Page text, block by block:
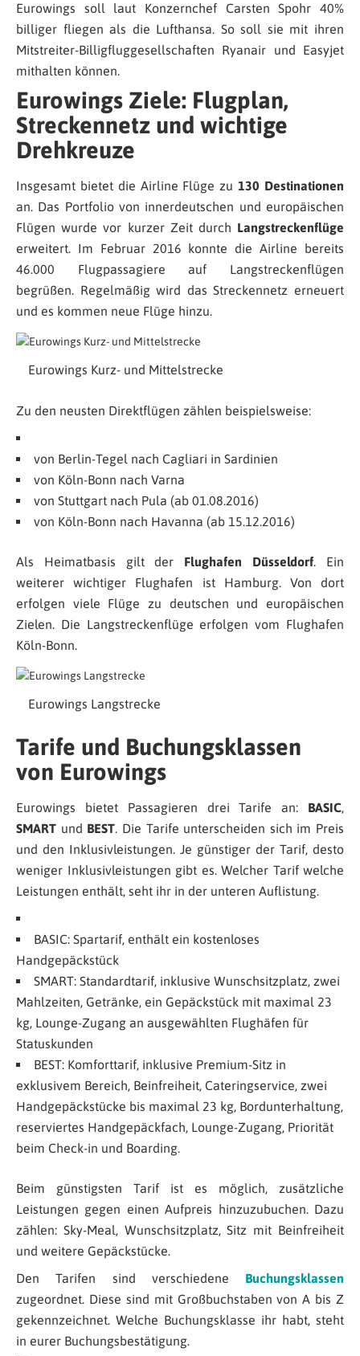
Eurowings soll laut Konzernchef Carsten Spohr 40%
billiger fliegen als die Lufthansa. So soll sie mit ihren
Mitstreiter-Billigfluggesellschaften Ryanair und Easyjet
mithalten können.
Eurowings Ziele: Flugplan,
Streckennetz und wichtige
Drehkreuze
Insgesamt bietet die Airline Flüge zu130 Destinationen
an. Das Portfolio von innerdeutschen und europäischen
Flügen wurde vor kurzer Zeit durch Langstreckenflüge
erweitert. Im Februar 2016 konnte die Airline bereits
46.000 Flugpassagiere auf Langstreckenflügen
begrüßen. Regelmäßig wird das Streckennetz erneuert
und es kommen neue Flüge hinzu.
Eurowings Kurz- und Mittelstrecke
Zu den neusten Direktflügen zählen beispielsweise:
von Berlin-Tegel nach Cagliari in Sardinien
von Köln-Bonn nach Varna
von Stuttgart nach Pula (ab 01.08.2016)
von Köln-Bonn nach Havanna (ab 15.12.2016)
Als Heimatbasis gilt der Flughafen Düsseldorf. Ein
weiterer wichtiger Flughafen ist Hamburg. Von dort
erfolgen viele Flüge zu deutschen und europäischen
Zielen. Die Langstreckenflüge erfolgen vom Flughafen
Köln-Bonn.
Eurowings Langstrecke
Tarife und Buchungsklassen
von Eurowings
Eurowings bietet Passagieren drei Tarife an: BASIC,
SMART und BEST. Die Tarife unterscheiden sich im Preis
und den Inklusivleistungen. Je günstiger der Tarif, desto
weniger Inklusivleistungen gibt es. Welcher Tarif welche
Leistungen enthält, seht ihr in der unteren Auflistung.
BASIC: Spartarif, enthält ein kostenloses
Handgepäckstück
SMART: Standardtarif, inklusive Wunschsitzplatz, zwei
Mahlzeiten, Getränke, ein Gepäckstück mit maximal 23
kg, Lounge-Zugang an ausgewählten Flughäfen für
Statuskunden
BEST: Komforttarif, inklusive Premium-Sitz in
exklusivem Bereich, Beinfreiheit, Cateringservice, zwei
Handgepäckstücke bis maximal 23 kg, Bordunterhaltung,
reserviertes Handgepäckfach, Lounge-Zugang, Priorität
beim Check-in und Boarding.
Beim günstigsten Tarif ist es möglich, zusätzliche
Leistungen gegen einen Aufpreis hinzuzubuchen. Dazu
zählen: Sky-Meal, Wunschsitzplatz, Sitz mit Beinfreiheit
und weitere Gepäckstücke.
Den Tarifen sind verschiedene Buchungsklassen
zugeordnet. Diese sind mit Großbuchstaben von A bis Z
gekennzeichnet. Welche Buchungsklasse ihr habt, steht
in eurer Buchungsbestätigung.